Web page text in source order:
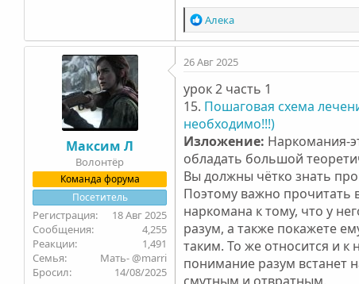
Р
е
а
к
и
и
:
Алека
Максим Л
Волонтёр
Команда форума
Посетитель
18 Авг 2025
4,255
1,491
Семья
Мать- @marri
Бросил
14/08/2025
26 Авг 2025
урок 2 часть 1
15. Пошаговая схема
необходимо!!!)
Изложение: Наркомания-
обладать большой
Вы должны чётко знать
Поэтому важно прочитать
наркомана к тому, что у
разум, а также покажете
таким. То же относится и к
понимание разум встанет
смутным и отвратным.